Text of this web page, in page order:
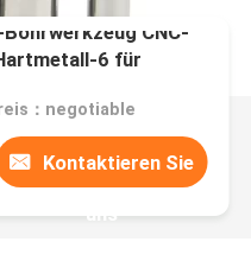
CNC-
6 für
：negotiable
Kontaktieren Sie
uns